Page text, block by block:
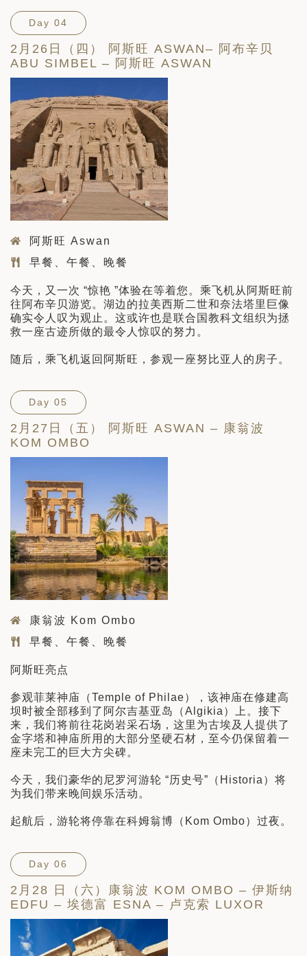
Day 04
2月26日（四） 阿斯旺 ASWAN– 阿布辛贝
ABU SIMBEL – 阿斯旺 ASWAN
阿斯旺 Aswan
早餐、午餐、晚餐
今天，又一次 “惊艳 ”体验在等着您。乘飞机从阿斯旺前
往阿布辛贝游览。湖边的拉美西斯二世和奈法塔里巨像
确实令人叹为观止。这或许也是联合国教科文组织为拯
救一座古迹所做的最令人惊叹的努力。
随后，乘飞机返回阿斯旺，参观一座努比亚人的房子。
Day 05
2月27日（五） 阿斯旺 ASWAN – 康翁波
KOM OMBO
康翁波 Kom Ombo
早餐、午餐、晚餐
阿斯旺亮点
参观菲莱神庙（Temple of Philae），该神庙在修建高
坝时被全部移到了阿尔吉基亚岛（Algikia）上。接下
来，我们将前往花岗岩采石场，这里为古埃及人提供了
金字塔和神庙所用的大部分坚硬石材，至今仍保留着一
座未完工的巨大方尖碑。
今天，我们豪华的尼罗河游轮 “历史号”（Historia）将
为我们带来晚间娱乐活动。
起航后，游轮将停靠在科姆翁博（Kom Ombo）过夜。
Day 06
2月28 日（六）康翁波 KOM OMBO – 伊斯纳
EDFU – 埃德富 ESNA – 卢克索 LUXOR